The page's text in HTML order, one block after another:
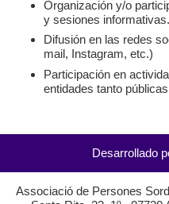
Organización y/o
y sesiones informativas.
Difusión en las redes
mail, Instagram, etc.)
Participación en
entidades tanto
Desarrollado
Associació de Persones